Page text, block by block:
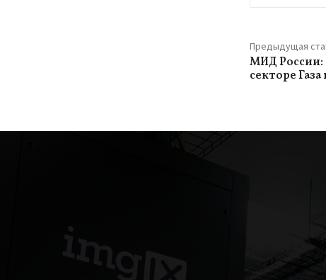
Предыдущая
МИД России:
секторе